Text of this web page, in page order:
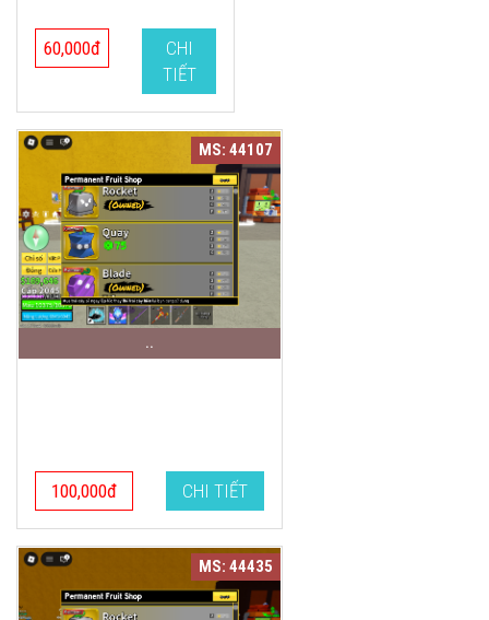
60,000đ
CHI
TIẾT
MS: 44107
..
100,000đ CHI TIẾT
MS: 44435